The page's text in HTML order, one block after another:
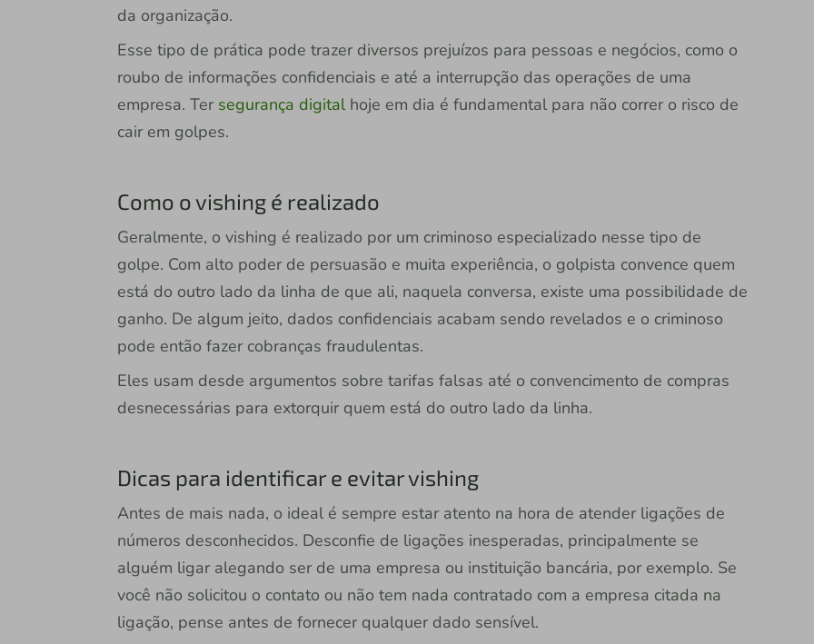
da organização.
Esse tipo de prática pode trazer diversos prejuízos para pessoas e negócios, como o
roubo de informações confidenciais e até a interrupção das operações de uma
empresa. Ter segurança digitalhoje em dia é fundamental para não correr o risco de
cair em golpes.
Como o vishing é realizado
Geralmente, o vishing é realizado por um criminoso especializado nesse tipo de
golpe. Com alto poder de persuasão e muita experiência, o golpista convence quem
está do outro lado da linha de que ali, naquela conversa, existe uma possibilidade de
ganho. De algum jeito, dados confidenciais acabam sendo revelados e o criminoso
pode então fazer cobranças fraudulentas.
Eles usam desde argumentos sobre tarifas falsas até o convencimento de compras
desnecessárias para extorquir quem está do outro lado da linha.
Dicas para identificar e evitar vishing
Antes de mais nada, o ideal é sempre estar atento na hora de atender ligações de
números desconhecidos. Desconfie de ligações inesperadas, principalmente se
alguém ligar alegando ser de uma empresa ou instituição bancária, por exemplo. Se
você não solicitou o contato ou não tem nada contratado com a empresa citada na
ligação, pense antes de fornecer qualquer dado sensível.